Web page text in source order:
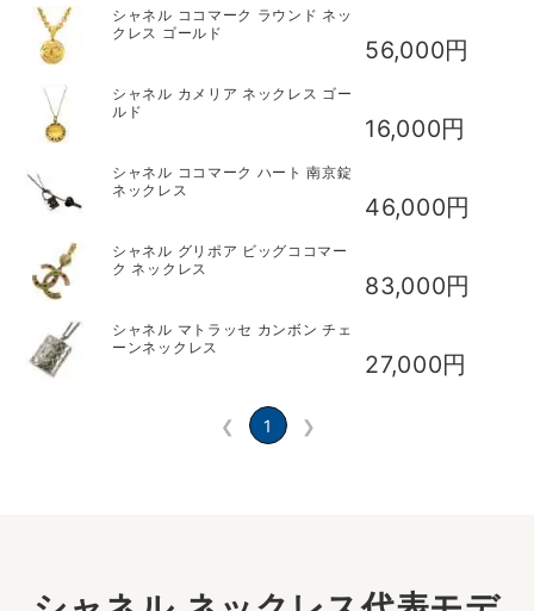
商品画像 商品名
シャネル ココマーク ラウンド ネッ
クレス ゴールド
56,000円
シャネル カメリア ネックレス ゴー
ルド
16,000円
シャネル ココマーク ハート 南京錠
ネックレス
46,000円
シャネル グリポア ビッグココマー
ク ネックレス
83,000円
シャネル マトラッセ カンボン チェ
ーンネックレス
27,000円
❮ 1 ❯